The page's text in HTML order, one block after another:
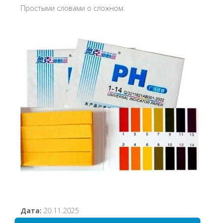
Простыми словами о сложном.
Дата: 20.11.2025